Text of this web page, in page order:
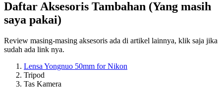
Daftar Aksesoris Tambahan (Yang masih
saya pakai)
Review masing-masing aksesoris ada di artikel lainnya, klik saja jika
sudah ada link nya.
Lensa Yongnuo 50mm for Nikon
Tripod
Tas Kamera